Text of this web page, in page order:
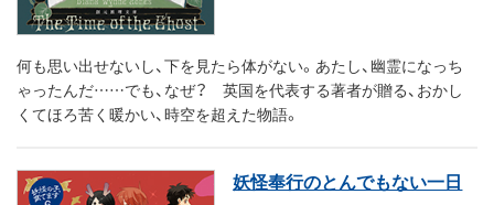
何も思い出せないし、下を見たら体がない。あたし、幽霊になっち
ゃったんだ……でも、なぜ？ 英国を代表する著者が贈る、おかし
くてほろ苦く暖かい、時空を超えた物語。
妖怪奉行のとんでもない一日